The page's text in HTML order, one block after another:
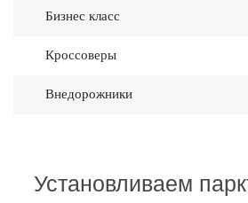
Бизнес класс
Кроссоверы
Внедорожники
Установливаем